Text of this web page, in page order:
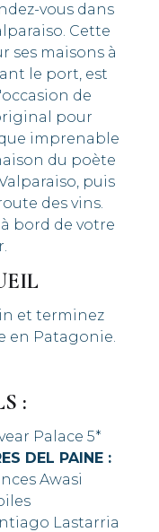
vous dans
Cette
ses maisons à
le port, est
de
pour
imprenable
du poète
puis
des vins.
bord de votre
et terminez
en Patagonie.
:
Palace 5*
DEL PAINE :
Awasi
Lastarria